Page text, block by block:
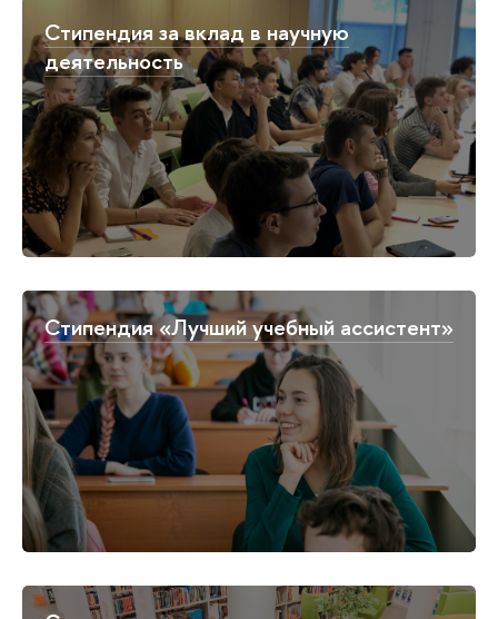
Стипендия за вклад в научную
деятельность
Стипендия «Лучший учебный ассистент»